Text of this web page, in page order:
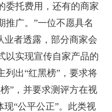
委托费用，还有的商家
推广。”一位不愿具名
业者透露，部分商家会
以实现宣传自家产品的
列出“红黑榜”，要求将
”，并要求测评方在视
现“公平公正”。此类视